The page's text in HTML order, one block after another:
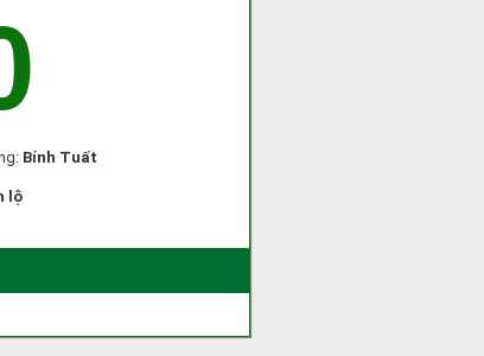
Bính Tuất
lộ